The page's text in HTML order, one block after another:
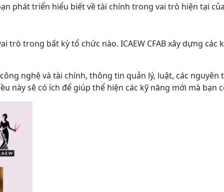
phát triển hiểu biết về tài chính trong vai trò hiện tại
trong bất kỳ tổ chức nào. ICAEW CFAB xây dựng
nghệ và tài chính, thông tin quản lý, luật, các
này sẽ có ích để giúp thể hiện các kỹ năng mới mà bạn